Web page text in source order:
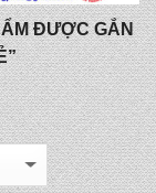
ĐƯỢC GẮN